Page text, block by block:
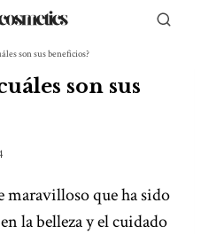
son sus beneficios?
son sus
maravilloso que ha sido
la belleza y el cuidado